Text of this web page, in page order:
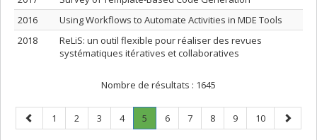
2016
Using Workflows to Automate Activities in MDE Tools
2018
ReLiS: un outil flexible pour réaliser des revues
systématiques itératives et collaboratives
Nombre de résultats : 1645
Page
précédente
Page
1 Page
2 Page
3 Page
4 Page
5
Page
Page
6 Page
7 Page
8 Page
9 Page
10
Page